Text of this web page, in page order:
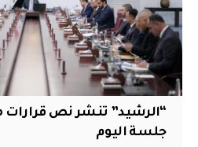
“الرشيد” تنشر نص قرارات
جلسة اليوم